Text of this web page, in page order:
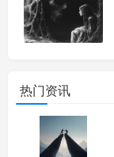
热门资讯